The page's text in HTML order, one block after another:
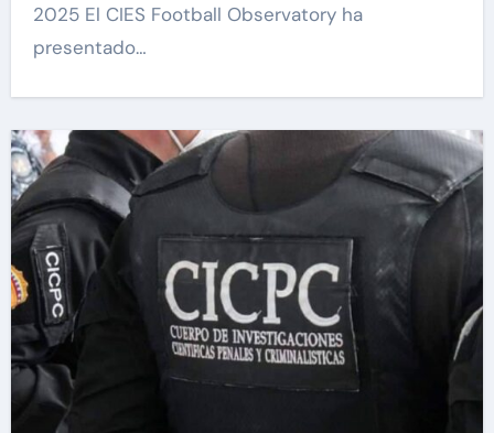
2025 El CIES Football Observatory ha
presentado…